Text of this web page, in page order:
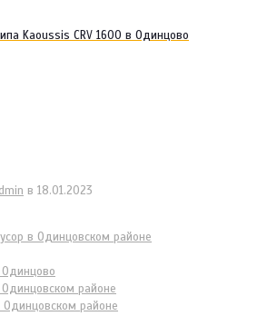
Kaoussis CRV 1600 в Одинцово
в 18.01.2023
в Одинцовском районе
районе
Одинцовском районе